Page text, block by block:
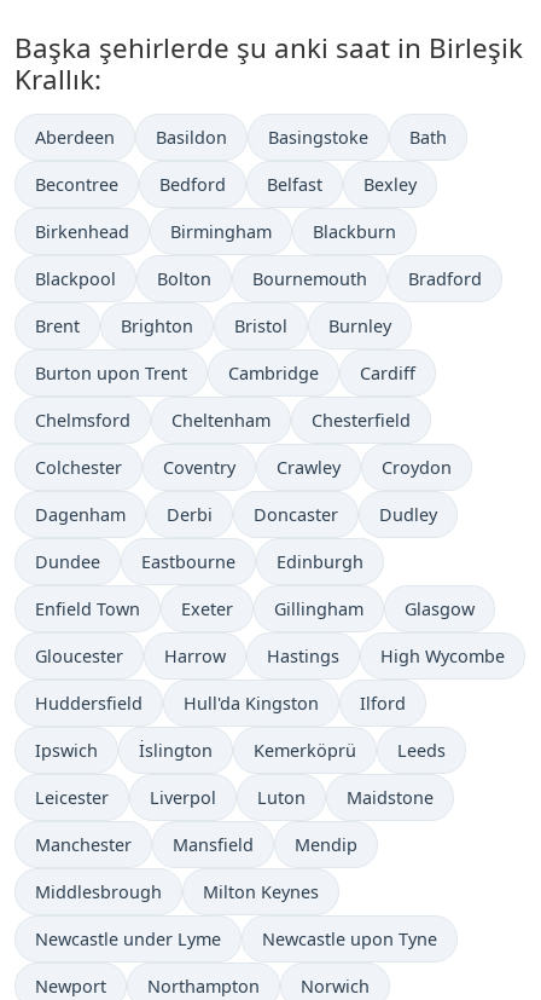
Başka şehirlerde şu anki saat in Birleşik
Krallık:
Aberdeen Basildon Basingstoke Bath
Becontree Bedford Belfast Bexley
Birkenhead Birmingham Blackburn
Blackpool Bolton Bournemouth Bradford
Brent Brighton Bristol Burnley
Burton upon Trent Cambridge Cardiff
Chelmsford Cheltenham Chesterfield
Colchester Coventry Crawley Croydon
Dagenham Derbi Doncaster Dudley
Dundee Eastbourne Edinburgh
Enfield Town Exeter Gillingham Glasgow
Gloucester Harrow Hastings High Wycombe
Huddersfield Hull'da Kingston Ilford
Ipswich İslington Kemerköprü Leeds
Leicester Liverpol Luton Maidstone
Manchester Mansfield Mendip
Middlesbrough Milton Keynes
Newcastle under Lyme Newcastle upon Tyne
Newport Northampton Norwich